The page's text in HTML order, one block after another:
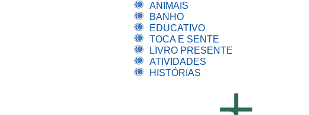
ANIMAIS
BANHO
EDUCATIVO
TOCA E SENTE
LIVRO PRESENTE
ATIVIDADES
HISTÓRIAS